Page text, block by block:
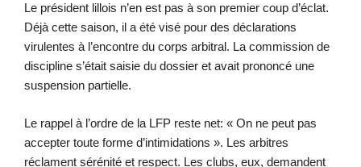
Le président lillois n’en est pas à son premier coup d’éclat.
Déjà cette saison, il a été visé pour des déclarations
virulentes à l’encontre du corps arbitral. La commission de
discipline s’était saisie du dossier et avait prononcé une
suspension partielle.
Le rappel à l’ordre de la LFP reste net: « On ne peut pas
accepter toute forme d’intimidations ». Les arbitres
réclament sérénité et respect. Les clubs, eux, demandent